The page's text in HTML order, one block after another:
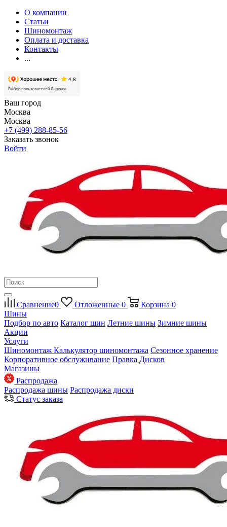
О компании
Статьи
Шиномонтаж
Оплата и доставка
Контакты
...
Ваш город
Москва
Москва
+7 (499) 288-85-56
Заказать звонок
Войти
Сравнение0 Отложенные 0 Корзина 0
Шины
Подбор по авто Каталог шин Летние шины Зимние шины
Акции
Услуги
Шиномонтаж Калькулятор шиномонтажа Сезонное хранение
Корпоративное обслуживание Правка Дисков
Магазины
Распродажа
Распродажа шины Распродажа диски
Статус заказа